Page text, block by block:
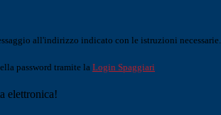
all'indirizzo indicato con le istruzioni necessarie.
password tramite la Login Spaggiari
elettronica!